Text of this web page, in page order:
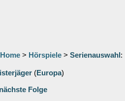
Home > Hörspiele > Serienauswahl :
(Europa)
nächste Folge